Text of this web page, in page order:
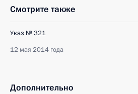
Смотрите также
Указ № 321
12 мая 2014 года
Дополнительно